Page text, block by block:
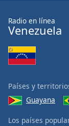
Radio en línea
Venezuela
Países y
Guayana
Los países